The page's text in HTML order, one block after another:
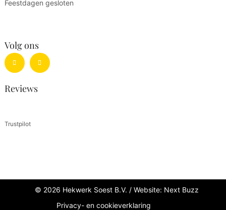
Feestdagen gesloten
Volg ons
Reviews
Trustpilot
© 2026 Hekwerk Soest B.V. / Website: Next Buzz
Privacy- en cookieverklaring